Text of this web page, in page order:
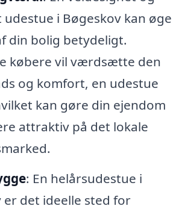
i Bøgeskov kan øge
din bolig betydeligt.
købere vil værdsætte den
og komfort, en udestue
kan gøre din ejendom
attraktiv på det lokale
: En helårsudestue i
er det ideelle sted for